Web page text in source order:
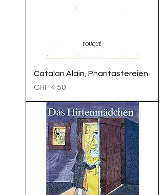
Catalan Alain, Phantastereien
Preis
CHF 4.50